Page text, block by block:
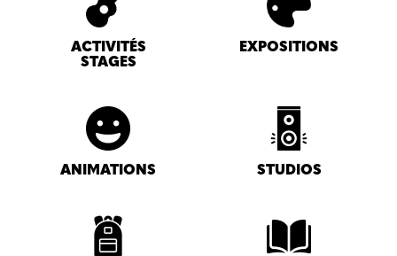
ACTIVITÉS
STAGES
EXPOSITIONS
ANIMATIONS STUDIOS